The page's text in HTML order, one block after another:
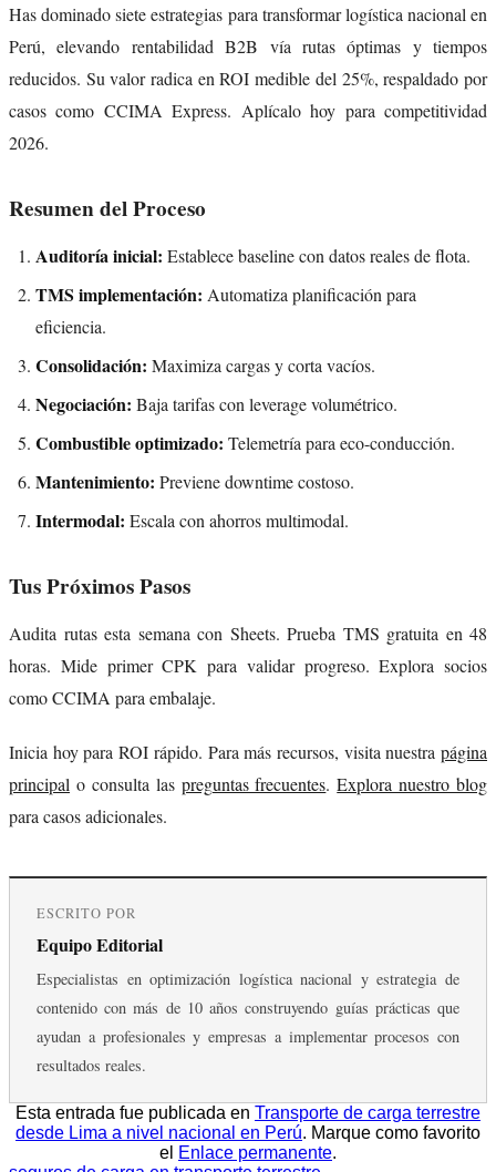
Has dominado siete estrategias para transformar logística nacional en
Perú, elevando rentabilidad B2B vía rutas óptimas y tiempos
reducidos. Su valor radica en ROI medible del 25%, respaldado por
casos como CCIMA Express. Aplícalo hoy para competitividad
2026.
Resumen del Proceso
Auditoría inicial: Establece baseline con datos reales de flota.
TMS implementación: Automatiza planificación para
eficiencia.
Consolidación: Maximiza cargas y corta vacíos.
Negociación: Baja tarifas con leverage volumétrico.
Combustible optimizado: Telemetría para eco-conducción.
Mantenimiento: Previene downtime costoso.
Intermodal: Escala con ahorros multimodal.
Tus Próximos Pasos
Audita rutas esta semana con Sheets. Prueba TMS gratuita en 48
horas. Mide primer CPK para validar progreso. Explora socios
como CCIMA para embalaje.
Inicia hoy para ROI rápido. Para más recursos, visita nuestra página
principal o consulta las preguntas frecuentes.Explora nuestro blog
para casos adicionales.
ESCRITO POR
Equipo Editorial
Especialistas en optimización logística nacional y estrategia de
contenido con más de 10 años construyendo guías prácticas que
ayudan a profesionales y empresas a implementar procesos con
resultados reales.
Esta entrada fue publicada en Transporte de carga terrestre
desde Lima a nivel nacional en Perú. Marque como favorito
el Enlace permanente.